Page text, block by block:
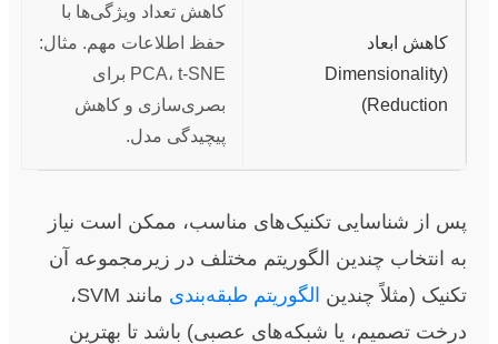
کاهش ابعاد
(Dimensionality
Reduction)
کاهش تعداد ویژگی‌ها با
حفظ اطلاعات مهم. مثال:
PCA، t-SNE برای
بصری‌سازی و کاهش
پیچیدگی مدل.
پس از شناسایی تکنیک‌های مناسب، ممکن است نیاز
به انتخاب چندین الگوریتم مختلف در زیرمجموعه آن
تکنیک (مثلاً چندین الگوریتم طبقه‌بندی
مانند SVM،
درخت تصمیم، یا شبکه‌های عصبی) باشد تا بهترین